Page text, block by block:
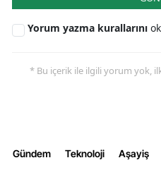
Yorum yazma kurallarını
* Bu içerik ile ilgili yorum yok,
Gündem Teknoloji Aşayiş